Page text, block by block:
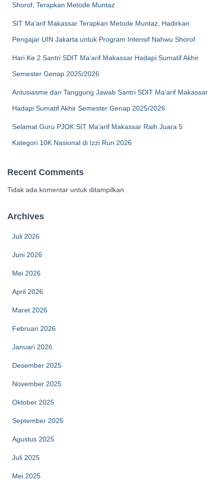
Shorof, Terapkan Metode Muntaz
SIT Ma’arif Makassar Terapkan Metode Muntaz, Hadirkan
Pengajar UIN Jakarta untuk Program Intensif Nahwu Shorof
Hari Ke 2 Santri SDIT Ma’arif Makassar Hadapi Sumatif Akhir
Semester Genap 2025/2026
Antusiasme dan Tanggung Jawab Santri SDIT Ma’arif Makassar
Hadapi Sumatif Akhir Semester Genap 2025/2026
Selamat Guru PJOK SIT Ma’arif Makassar Raih Juara 5
Kategori 10K Nasional di Izzi Run 2026
Recent Comments
Tidak ada komentar untuk ditampilkan.
Archives
Juli 2026
Juni 2026
Mei 2026
April 2026
Maret 2026
Februari 2026
Januari 2026
Desember 2025
November 2025
Oktober 2025
September 2025
Agustus 2025
Juli 2025
Mei 2025